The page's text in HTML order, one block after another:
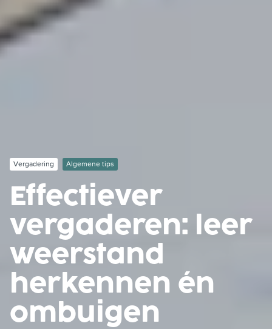
Vergadering Algemene tips
Effectiever
vergaderen: leer
weerstand
herkennen én
ombuigen